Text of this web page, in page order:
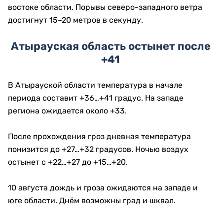
востоке области. Порывы северо-западного ветра
достигнут 15–20 метров в секунду.
Атырауская область остынет после
+41
В Атырауской области температура в начале
периода составит +36…+41 градус. На западе
региона ожидается около +33.
После прохождения гроз дневная температура
понизится до +27…+32 градусов. Ночью воздух
остынет с +22…+27 до +15…+20.
10 августа дождь и гроза ожидаются на западе и
юге области. Днём возможны град и шквал.